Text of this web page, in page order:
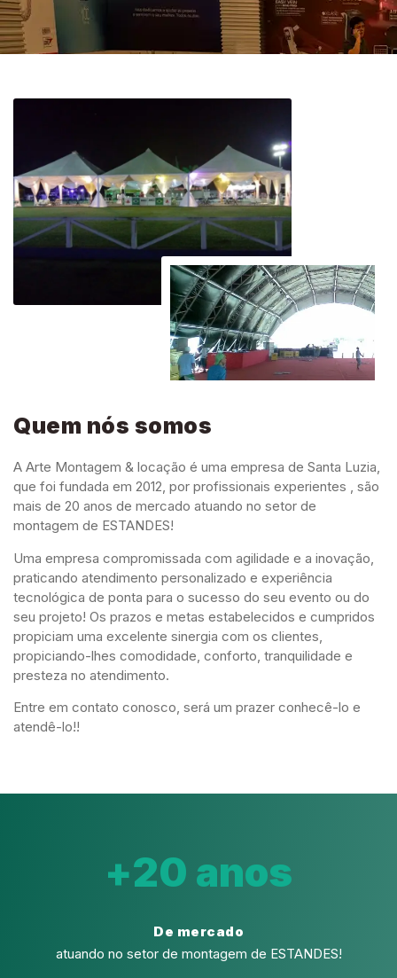
Quem nós somos
A Arte Montagem & locação é uma empresa de Santa Luzia,
que foi fundada em 2012, por profissionais experientes , são
mais de 20 anos de mercado atuando no setor de
montagem de ESTANDES!
Uma empresa compromissada com agilidade e a inovação,
praticando atendimento personalizado e experiência
tecnológica de ponta para o sucesso do seu evento ou do
seu projeto! Os prazos e metas estabelecidos e cumpridos
propiciam uma excelente sinergia com os clientes,
propiciando-lhes comodidade, conforto, tranquilidade e
presteza no atendimento.
Entre em contato conosco, será um prazer conhecê-lo e
atendê-lo!!
+20 anos
De mercado
atuando no setor de montagem de ESTANDES!